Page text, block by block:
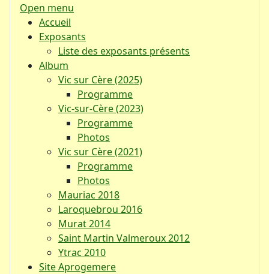
Open menu
Accueil
Exposants
Liste des exposants présents
Album
Vic sur Cère (2025)
Programme
Vic-sur-Cère (2023)
Programme
Photos
Vic sur Cère (2021)
Programme
Photos
Mauriac 2018
Laroquebrou 2016
Murat 2014
Saint Martin Valmeroux 2012
Ytrac 2010
Site Aprogemere